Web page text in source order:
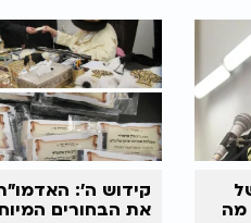
מה
קידוש ה':
את הבחורים